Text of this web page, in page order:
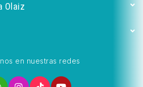
Olaiz
en nuestras redes